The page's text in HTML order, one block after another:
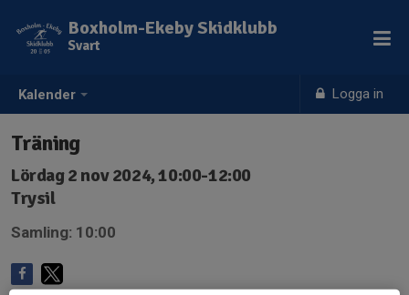
Kalender Logga in
Boxholm-Ekeby Skidklubb
Svart
Träning
Lördag 2 nov 2024, 10:00-12:00
Trysil
Samling: 10:00